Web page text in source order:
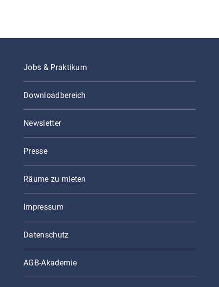
Jobs & Praktikum
Downloadbereich
Newsletter
Presse
Räume zu mieten
Impressum
Datenschutz
AGB-Akademie